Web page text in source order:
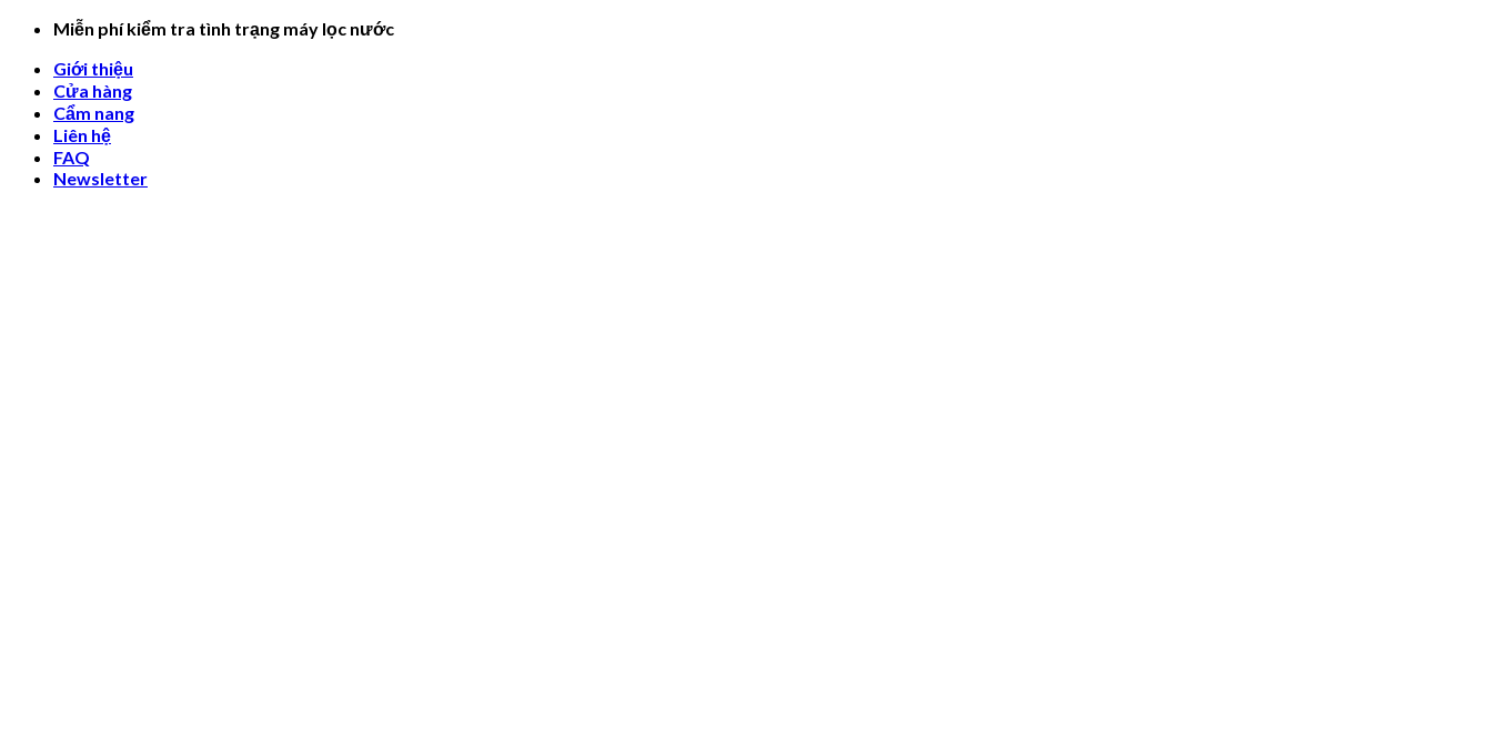
Skip
content
Miễn phí kiểm tra tình trạng máy lọc nước
Giới thiệu
Cửa hàng
Cẩm nang
Liên hệ
FAQ
Newsletter